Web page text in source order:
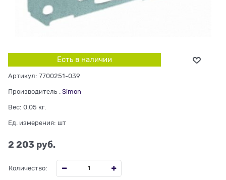
Есть в наличии
Артикул: 7700251-039
Производитель : Simon
Вес: 0.05 кг.
Ед. измерения: шт
2 203 руб.
Количество: